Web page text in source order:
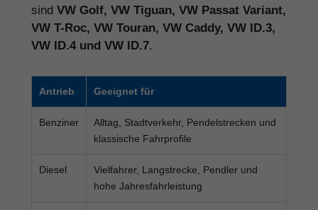
sind VW Golf, VW Tiguan, VW Passat Variant,
VW T-Roc, VW Touran, VW Caddy, VW ID.3,
VW ID.4 und VW ID.7.
Antrieb Geeignet für
Benziner
Alltag, Stadtverkehr, Pendelstrecken und
klassische Fahrprofile
Diesel
Vielfahrer, Langstrecke, Pendler und
hohe Jahresfahrleistung